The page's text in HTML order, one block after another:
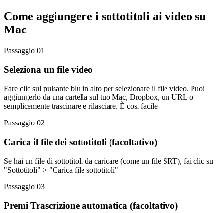
Come aggiungere i sottotitoli ai video su
Mac
Passaggio 01
Seleziona un file video
Fare clic sul pulsante blu in alto per selezionare il file video. Puoi
aggiungerlo da una cartella sul tuo Mac, Dropbox, un URL o
semplicemente trascinare e rilasciare. È così facile
Passaggio 02
Carica il file dei sottotitoli (facoltativo)
Se hai un file di sottotitoli da caricare (come un file SRT), fai clic su
"Sottotitoli" > "Carica file sottotitoli"
Passaggio 03
Premi Trascrizione automatica (facoltativo)